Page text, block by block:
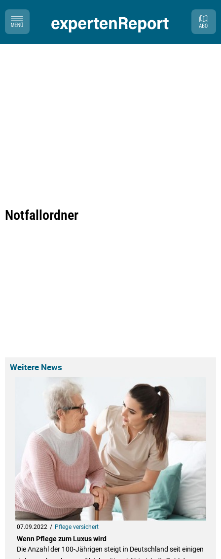
Notfallordner
Weitere News
07.09.2022 Pflege versichert
Wenn Pflege zum Luxus wird
Die Anzahl der 100-Jährigen steigt in Deutschland seit einigen